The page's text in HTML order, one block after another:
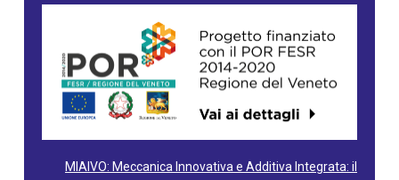
MIAIVO: Meccanica Innovativa e Additiva Integrata: il